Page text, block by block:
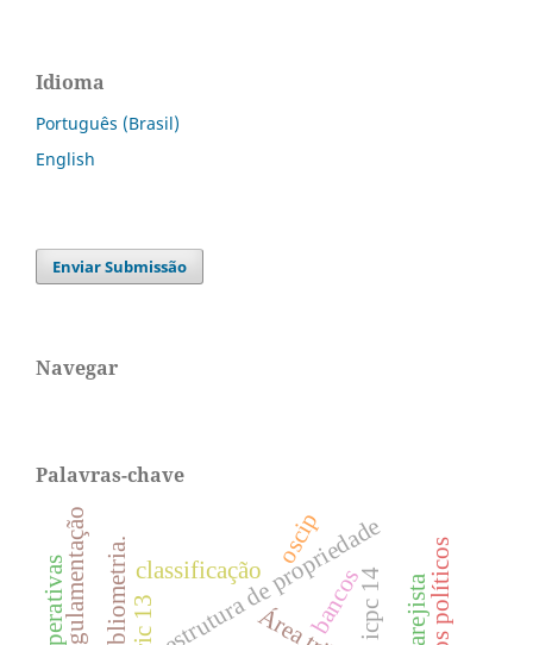
Idioma
Português (Brasil)
English
Enviar Submissão
Navegar
Palavras-chave
classificação
estrutura de propriedade
bibliometria. bancos
regulamentação oscip
icpc 14
cooperativas